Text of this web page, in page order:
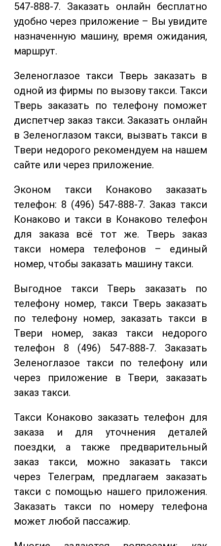
547-888-7. Заказать онлайн бесплатно
удобно через приложение – Вы увидите
назначенную машину, время ожидания,
маршрут.
Зеленоглазое такси Тверь заказать в
одной из фирмы по вызову такси. Такси
Тверь заказать по телефону поможет
диспетчер заказ такси. Заказать онлайн
в Зеленоглазом такси, вызвать такси в
Твери недорого рекомендуем на нашем
сайте или через приложение.
Эконом такси Конаково заказать
телефон: 8 (496) 547-888-7. Заказ такси
Конаково и такси в Конаково телефон
для заказа всё тот же. Тверь заказ
такси номера телефонов – единый
номер, чтобы заказать машину такси.
Выгодное такси Тверь заказать по
телефону номер, такси Тверь заказать
по телефону номер, заказать такси в
Твери номер, заказ такси недорого
телефон 8 (496) 547-888-7. Заказать
Зеленоглазое такси по телефону или
через приложение в Твери, заказать
заказ такси.
Такси Конаково заказать телефон для
заказа и для уточнения деталей
поездки, а также предварительный
заказ такси, можно заказать такси
через Телеграм, предлагаем заказать
такси с помощью нашего приложения.
Заказать такси по номеру телефона
может любой пассажир.